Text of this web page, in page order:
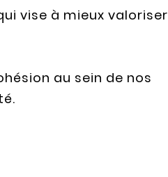
vise à mieux valoriser
au sein de nos